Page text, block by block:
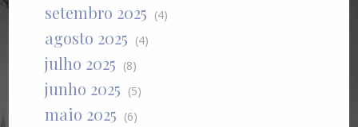
setembro 2025 (4)
agosto 2025 (4)
julho 2025 (8)
junho 2025 (5)
maio 2025 (6)